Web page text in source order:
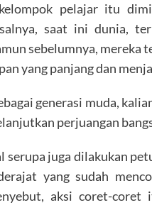
pelajar itu
saat ini dunia,
sebelumnya, mereka
yang panjang dan
generasi muda,
perjuangan
serupa juga dilakukan
yang sudah
aksi coret-coret